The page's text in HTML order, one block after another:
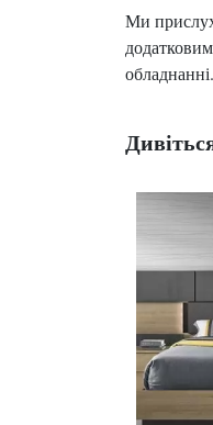
Ми
обладнанні.